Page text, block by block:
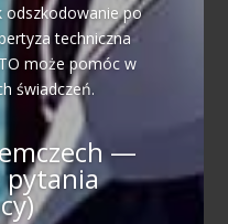
odszkodowanie po
techniczna
może pomóc w
świadczeń.
—
pytania